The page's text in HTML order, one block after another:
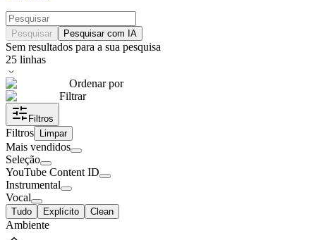
Pesquisar Pesquisar com IA
Sem resultados para a sua pesquisa
25 linhas
Ordenar por
Filtrar
Filtros
Filtros Limpar
Mais vendidos
Seleção
YouTube Content ID
Instrumental
Vocal
Tudo Explícito Clean
Ambiente